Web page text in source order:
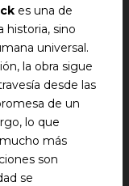
es una de
historia, sino
universal.
la obra sigue
desde las
de un
lo que
más
son
se